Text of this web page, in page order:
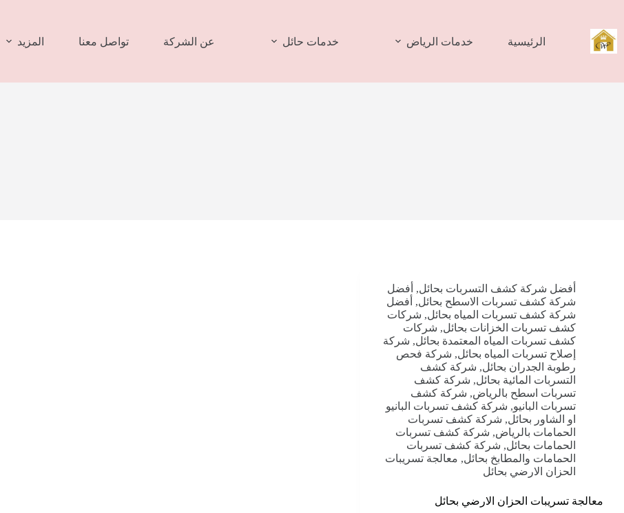
المحتوى
الرئيسية خدمات الرياض خدمات حائل عن الشركة تواصل معنا المزيد
أفضل شركة كشف التسربات بحائل, أفضل
شركة كشف تسربات الاسطح بحائل, أفضل
شركة كشف تسربات المياه بحائل, شركات
كشف تسربات الخزانات بحائل, شركات
كشف تسربات المياه المعتمدة بحائل, شركة
إصلاح تسربات المياه بحائل, شركة فحص
رطوبة الجدران بحائل, شركة كشف
التسربات المائية بحائل, شركة كشف
تسربات اسطح بالرياض, شركة كشف
تسربات البانيو, شركة كشف تسربات البانيو
او الشاور بحائل, شركة كشف تسربات
الحمامات بالرياض, شركة كشف تسربات
الحمامات بحائل, شركة كشف تسربات
الحمامات والمطابخ بحائل, معالجة تسريبات
الحزان الارضي بحائل
معالجة تسريبات الحزان الارضي بحائل